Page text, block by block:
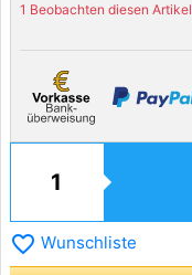
1 Beobachten diesen Artikel
favorite_border Wunschliste